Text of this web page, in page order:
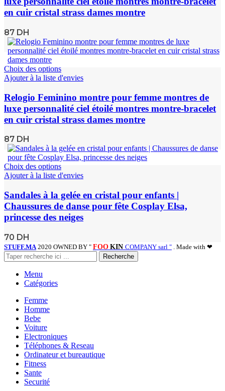
en cuir cristal strass dames montre
87 DH
Choix des options
Ajouter à la liste d'envies
Relogio Feminino montre pour femme montres de
luxe personnalité ciel étoilé montres montre-bracelet
en cuir cristal strass dames montre
87 DH
Choix des options
Ajouter à la liste d'envies
Sandales à la gelée en cristal pour enfants |
Chaussures de danse pour fête Cosplay Elsa,
princesse des neiges
70 DH
STUFF.MA 2020 OWNED BY " FOO KIN COMPANY sarl " . Made with ❤
Recherche
Menu
Catégories
Femme
Homme
Bebe
Voiture
Electroniques
Téléphones & Reseau
Ordinateur et bureautique
Fitness
Sante
Securité